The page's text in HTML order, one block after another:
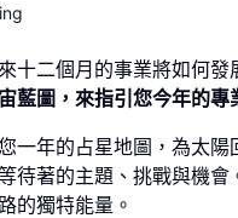
十二個月的事業將如何
藍圖，來指引您今年的專
一年的占星地圖，為太
待著的主題、挑戰與機
的獨特能量。